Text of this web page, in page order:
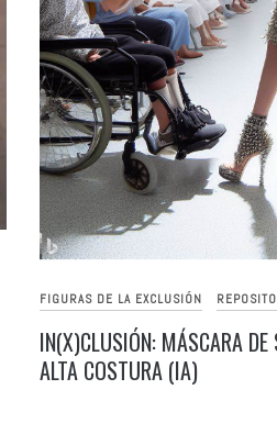
FIGURAS DE LA EXCLUSIÓN
IN(X)CLUSIÓN: MÁSCARA
ALTA COSTURA (IA)